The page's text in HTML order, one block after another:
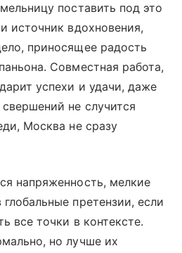
поставить под это
источник вдохновения,
приносящее радость
Совместная работа,
успехи и удачи, даже
не случится
Москва не сразу
напряженность, мелкие
претензии, если
все точки в контексте.
но лучше их